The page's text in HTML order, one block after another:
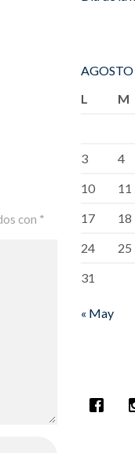
con *
L
M
3
4
10
11
17
18
24
25
31
« May